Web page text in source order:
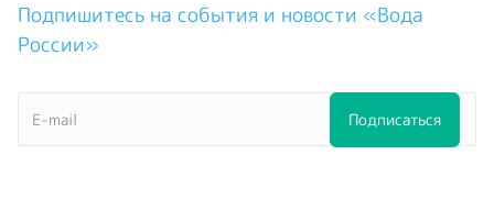
Подпишитесь на события и новости «Вода
России»